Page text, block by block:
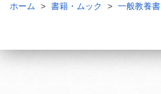
ホーム 書籍・ムック 一般教養書